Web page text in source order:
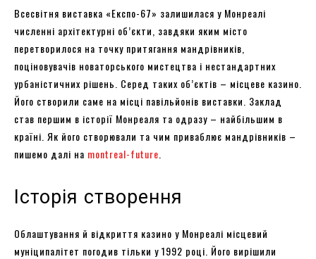
Всесвітня виставка «Експо-67» залишилася у Монреалі
численні архітектурні об’єкти, завдяки яким місто
перетворилося на точку притягання мандрівників,
поціновувачів новаторського мистецтва і нестандартних
урбаністичних рішень. Серед таких об’єктів – місцеве казино.
Його створили саме на місці павільйонів виставки. Заклад
став першим в історії Монреаля та одразу – найбільшим в
країні. Як його створювали та чим приваблює мандрівників –
пишемо далі на montreal-future
Історія створення
Облаштування й відкриття казино у Монреалі місцевий
муніципалітет погодив тільки у 1992 році. Його вирішили